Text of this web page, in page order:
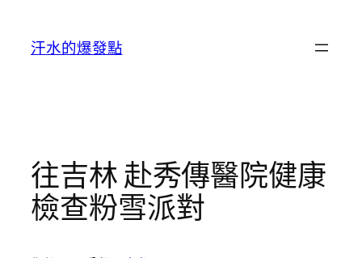
汗水的爆發點
往吉林 赴秀傳醫院健康
檢查粉雪派對